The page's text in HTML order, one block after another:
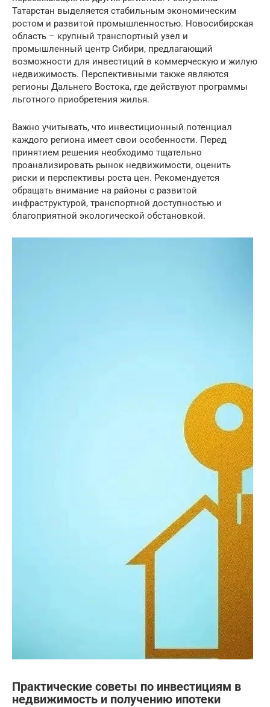
Татарстан выделяется стабильным экономическим
ростом и развитой промышленностью. Новосибирская
область – крупный транспортный узел и
промышленный центр Сибири, предлагающий
возможности для инвестиций в коммерческую и жилую
недвижимость. Перспективными также являются
регионы Дальнего Востока, где действуют программы
льготного приобретения жилья.
Важно учитывать, что инвестиционный потенциал
каждого региона имеет свои особенности. Перед
принятием решения необходимо тщательно
проанализировать рынок недвижимости, оценить
риски и перспективы роста цен. Рекомендуется
обращать внимание на районы с развитой
инфраструктурой, транспортной доступностью и
благоприятной экологической обстановкой.
Практические советы по инвестициям в
недвижимость и получению ипотеки